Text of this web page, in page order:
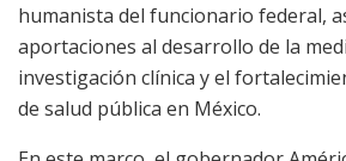
humanista del funcionario federal,
aportaciones al desarrollo de la
investigación clínica y el
de salud pública en México.